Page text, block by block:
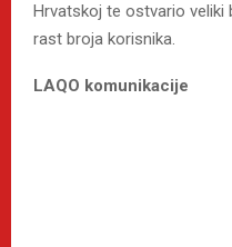
Hrvatskoj te ostvario veliki
rast broja korisnika.
LAQO komunikacije